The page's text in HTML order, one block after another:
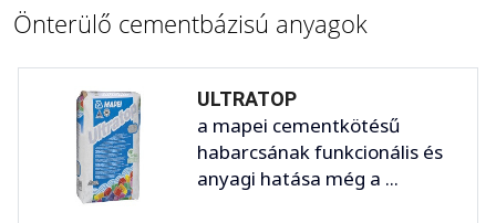
Önterülő cementbázisú anyagok
ULTRATOP
a mapei cementkötésű
habarcsának funkcionális és
anyagi hatása még a ...